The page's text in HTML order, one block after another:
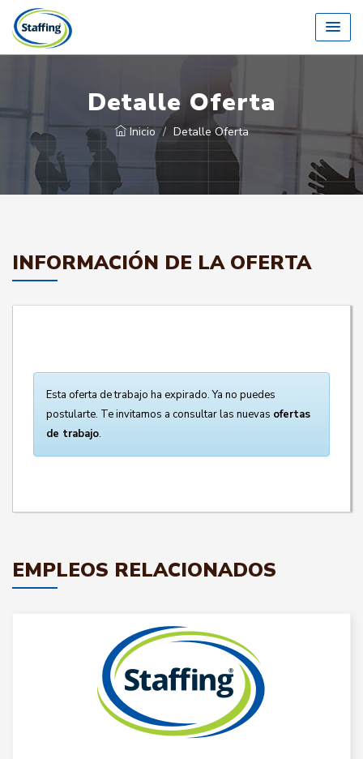
Detalle Oferta
Inicio Detalle Oferta
INFORMACIÓN DE LA OFERTA
Esta oferta de trabajo ha expirado. Ya no puedes
postularte. Te invitamos a consultar las nuevas ofertas
de trabajo.
EMPLEOS RELACIONADOS